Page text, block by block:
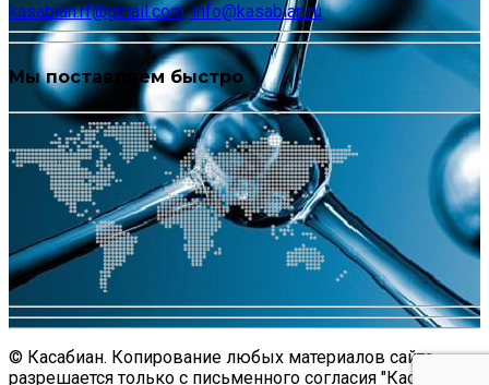
kasabian.rf@gmail.com, info@kasabian.ru
Мы поставляем быстро
© Касабиан. Копирование любых материалов сайта
разрешается только с письменного согласия "Касабиан".